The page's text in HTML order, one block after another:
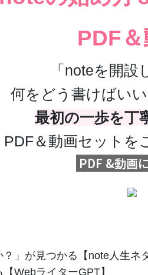
PDF
「noteを開設
何をどう書けばいい
最初の一歩を丁
PDF＆動画セットを
PDF &動画
」が見つかる【note人生ネ
WebライターGPT】